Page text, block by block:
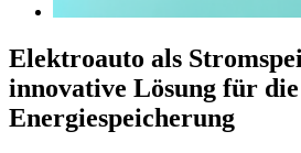
Elektroauto als
innovative Lösung für die
Energiespeicherung